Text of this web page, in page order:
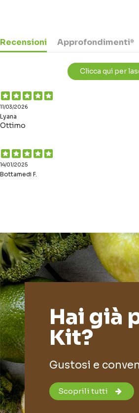
Recensioni Approfondimenti*
Clicca qui per
11/03/2026
Lyana
Ottimo
14/01/2025
Bottamedi F.
Hai già
Kit?
Gustosi e
Scoprili tutti